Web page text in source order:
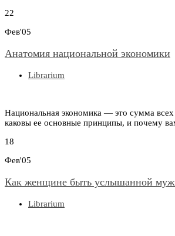
22
Фев'05
Анатомия национальной экономики
Librarium
Национальная экономика — это сумма всех
каковы ее основные принципы, и почему
18
Фев'05
Как женщине быть услышанной
Librarium